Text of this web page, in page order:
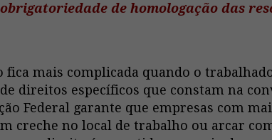
de homologação das
fica mais complicada quando o
direitos específicos que constam na
Federal garante que empresas com
creche no local de trabalho ou arcar